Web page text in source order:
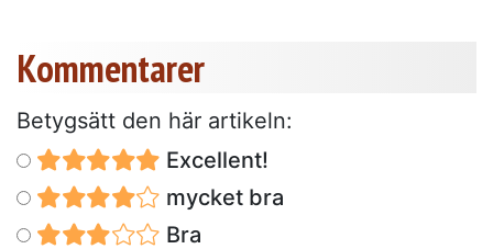
Kommentarer
Betygsätt den här artikeln:
Excellent!
mycket bra
Bra